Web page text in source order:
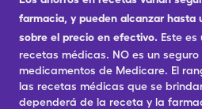
farmacia, y pueden alcanzar hasta
sobre el precio en efectivo. Este
recetas médicas. NO es un
medicamentos de Medicare. El
las recetas médicas que se
dependerá de la receta y la